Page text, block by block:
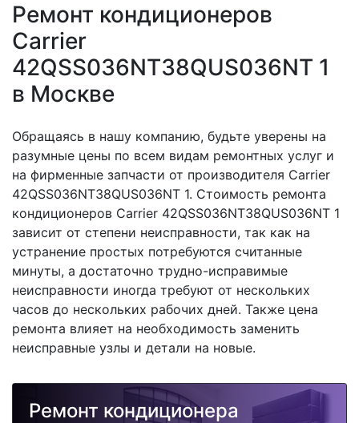
Ремонт кондиционеров
Carrier
42QSS036NT38QUS036NT 1
в Москве
Обращаясь в нашу компанию, будьте уверены на
разумные цены по всем видам ремонтных услуг и
на фирменные запчасти от производителя Carrier
42QSS036NT38QUS036NT 1. Стоимость ремонта
кондиционеров Carrier 42QSS036NT38QUS036NT 1
зависит от степени неисправности, так как на
устранение простых потребуются считанные
минуты, а достаточно трудно-исправимые
неисправности иногда требуют от нескольких
часов до нескольких рабочих дней. Также цена
ремонта влияет на необходимость заменить
неисправные узлы и детали на новые.
Ремонт кондиционера